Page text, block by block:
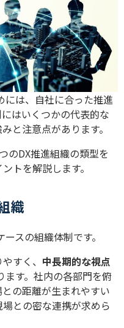
には、自社に合った推進
はいくつかの代表的な
と注意点があります。
のDX推進組織の類型を
トを解説します。
織
スの組織体制です。
すく、 中長期的な視点
ます。社内の各部門を俯
の距離が生まれやすい
との密な連携が求めら